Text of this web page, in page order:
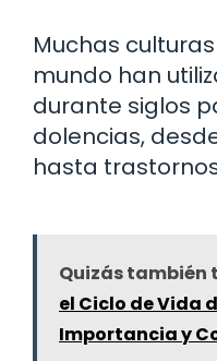
Muchas
mundo han
durante siglos
dolencias,
hasta
Quizás también
el Ciclo de Vida
Importancia y